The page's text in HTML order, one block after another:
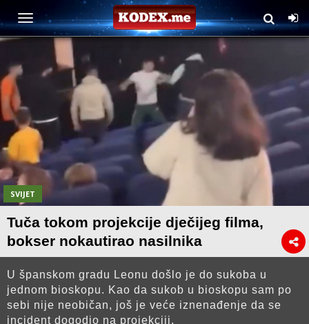
SVIJET
Tuča tokom projekcije dječijeg filma,
bokser nokautirao nasilnika
U španskom gradu Leonu došlo je do sukoba u
jednom bioskopu. Kao da sukob u bioskopu sam po
sebi nije neobičan, još je veće iznenađenje da se
incident dogodio na projekciji.